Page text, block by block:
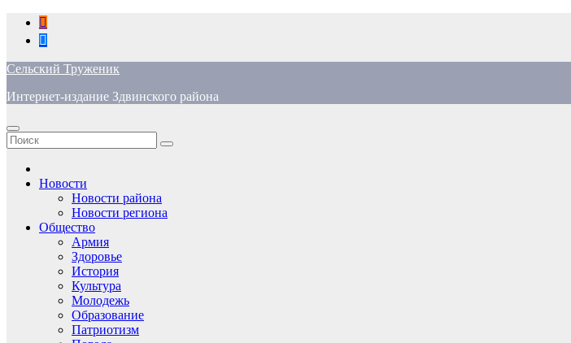
Перейти
содержимому
Сельский Труженик
Интернет-издание Здвинского района
Новости
Новости района
Новости региона
Общество
Армия
Здоровье
История
Культура
Молодежь
Образование
Патриотизм